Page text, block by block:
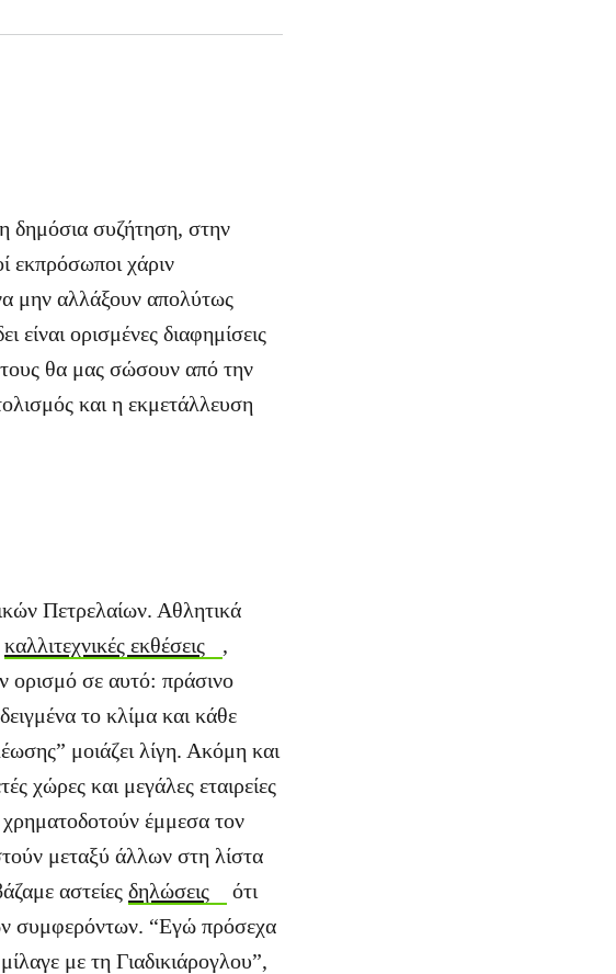
δημόσια συζήτηση, στην
εκπρόσωποι χάριν
μην αλλάξουν απολύτως
είναι ορισμένες διαφημίσεις
θα μας σώσουν από την
και η εκμετάλλευση
Πετρελαίων. Αθλητικά
καλλιτεχνικές εκθέσεις
,
ορισμό σε αυτό: πράσινο
το κλίμα και κάθε
μοιάζει λίγη. Ακόμη και
χώρες και μεγάλες εταιρείες
έμμεσα τον
μεταξύ άλλων στη λίστα
αστείες δηλώσεις
ότι
συμφερόντων. “Εγώ πρόσεχα
με τη Γιαδικιάρογλου”,